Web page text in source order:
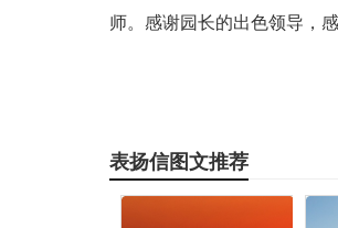
师。感谢园长的出色领导，
表扬信图文推荐